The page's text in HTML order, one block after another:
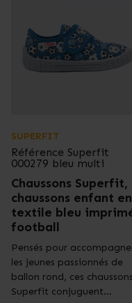
SUPERFIT
Référence Superfit
000279 bleu multi
Chaussons Superfit,
chaussons enfant en
textile bleu
football
Pensés pour
les jeunes passionnés de
ballon rond, ces chaussons
Superfit conjuguent...